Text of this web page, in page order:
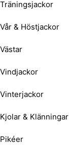
Träningsjackor
Vår & Höstjackor
Västar
Vindjackor
Vinterjackor
Kjolar & Klänningar
Pikéer